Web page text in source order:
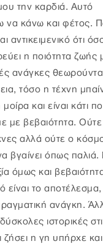
την καρδιά. Αυτό
να κάνω και φέτος.
αντικειμενικό ότι
η ποιότητα ζωής
ανάγκες
τόσο η τέχνη
και είναι κάτι
με βεβαιότητα. Ούτε
αλλά ούτε ο
βγαίνει όπως
όμως και
είναι το
ανάγκη.
ιστορικές
ζήσει η γη υπήρχε και